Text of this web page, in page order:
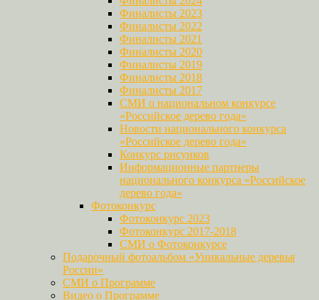
Финалисты 2023
Финалисты 2022
Финалисты 2021
Финалисты 2020
Финалисты 2019
Финалисты 2018
Финалисты 2017
СМИ о национальном конкурсе
«Российское дерево года»
Новости национального конкурса
«Российское дерево года»
Конкурс рисунков
Информационные партнеры
национального конкурса «Российское
дерево года»
Фотоконкурс
Фотоконкурс 2023
Фотоконкурс 2017-2018
СМИ о Фотоконкурсе
Подарочный фотоальбом «Уникальные деревья
России»
СМИ о Программе
Видео о Программе